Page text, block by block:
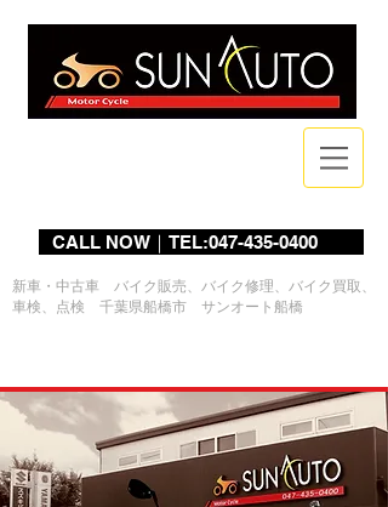
CALL NOW｜TEL:047-435-0400
新車・中古車 バイク販売、バイク修理、バイク買取、
車検、点検 千葉県船橋市 サンオート船橋